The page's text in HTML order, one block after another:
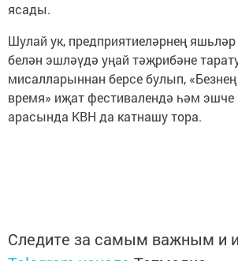
ясады.
Шулай ук, предприятиеләрнең
белән эшләүдә уңай тәҗрибәне
мисалларыннан берсе булып,
время» иҗат фестивалендә һәм
арасында КВН да катнашу тора.
Следите за самым важным и